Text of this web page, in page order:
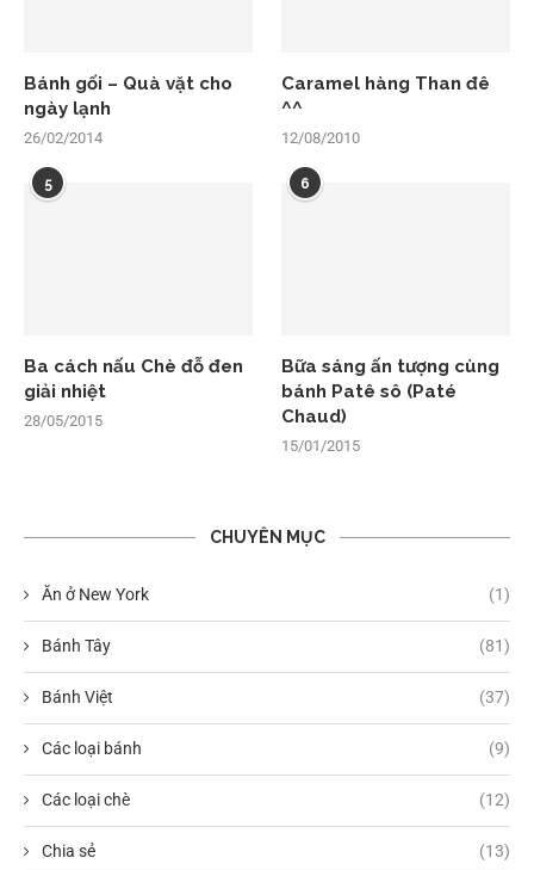
Bánh gối – Quà vặt cho
ngày lạnh
26/02/2014
Caramel hàng Than đê
^^
12/08/2010
5
Ba cách nấu Chè đỗ đen
giải nhiệt
28/05/2015
6
Bữa sáng ấn tượng cùng
bánh Patê sô (Paté
Chaud)
15/01/2015
CHUYÊN MỤC
Ăn ở New York (1)
Bánh Tây (81)
Bánh Việt (37)
Các loại bánh (9)
Các loại chè (12)
Chia sẻ (13)